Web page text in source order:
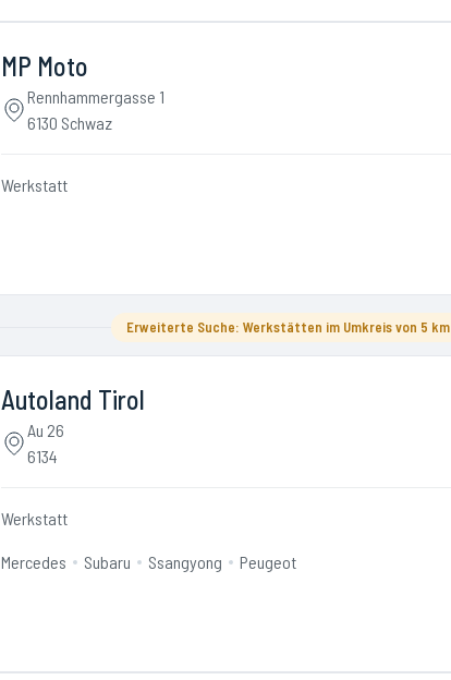
MP Moto
Rennhammergasse 1
6130 Schwaz
Werkstatt
Erweiterte Suche: Werkstätten im Umkreis von 5 km
Autoland Tirol
Au 26
6134
Werkstatt
Mercedes Subaru Ssangyong Peugeot